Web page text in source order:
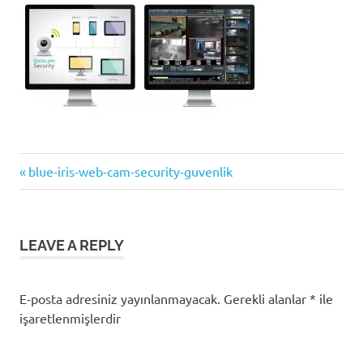
Yazı
Previous
Post:
blue-iris-web-cam-security-guvenlik
LEAVE A REPLY
E-posta adresiniz yayınlanmayacak. Gerekli alanlar * ile
işaretlenmişlerdir